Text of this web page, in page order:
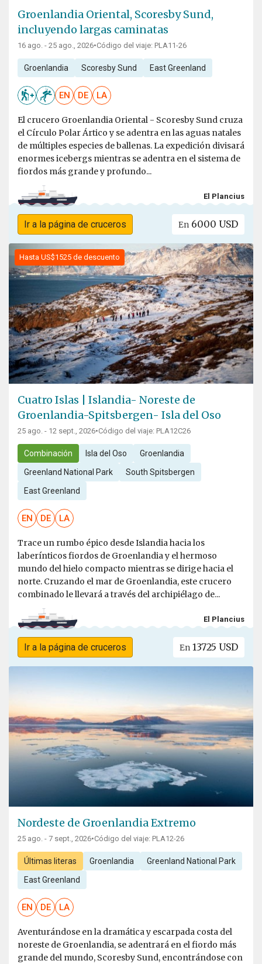
Groenlandia Oriental, Scoresby Sund,
incluyendo largas caminatas
16 ago. - 25 ago., 2026•Código del viaje: PLA11-26
Groenlandia Scoresby Sund East Greenland
EN DE LA
El crucero Groenlandia Oriental - Scoresby Sund cruza
el Círculo Polar Ártico y se adentra en las aguas natales
de múltiples especies de ballenas. La expedición divisará
enormes icebergs mientras se adentra en el sistema de
fiordos más grande y profundo...
El Plancius
Ir a la página de cruceros En 6000 USD
Hasta US$1525 de descuento
Cuatro Islas | Islandia- Noreste de
Groenlandia-Spitsbergen- Isla del Oso
25 ago. - 12 sept., 2026•Código del viaje: PLA12C26
Combinación Isla del Oso Groenlandia
Greenland National Park South Spitsbergen
East Greenland
EN DE LA
Trace un rumbo épico desde Islandia hacia los
laberínticos fiordos de Groenlandia y el hermoso
mundo del hielo compacto mientras se dirige hacia el
norte. Cruzando el mar de Groenlandia, este crucero
combinado le llevará a través del archipiélago de...
El Plancius
Ir a la página de cruceros En 13725 USD
Nordeste de Groenlandia Extremo
25 ago. - 7 sept., 2026•Código del viaje: PLA12-26
Últimas literas Groenlandia Greenland National Park
East Greenland
EN DE LA
Aventurándose en la dramática y escarpada costa del
noreste de Groenlandia, se adentrará en el fiordo más
grande del mundo, Scoresby Sund, encontrándose con